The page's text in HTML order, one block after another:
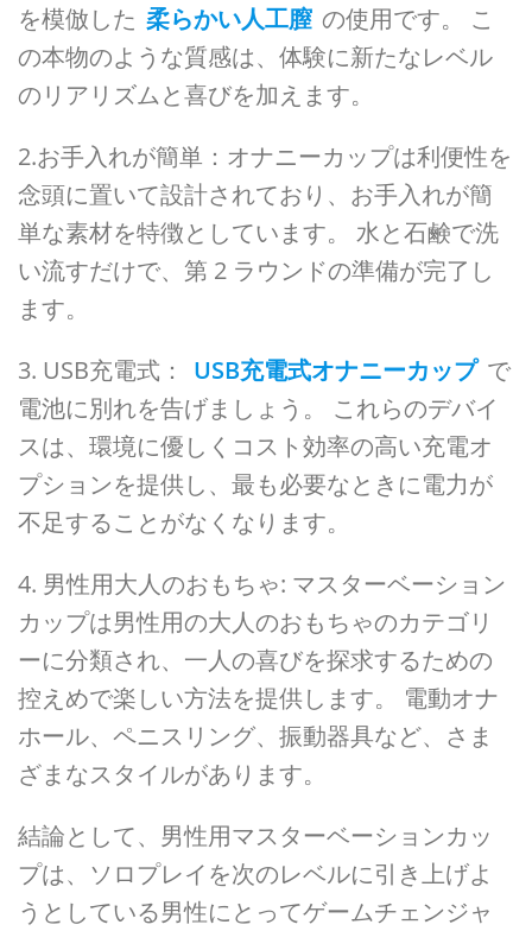
を模倣した 柔らかい人工膣 の使用です。 こ
の本物のような質感は、体験に新たなレベル
のリアリズムと喜びを加えます。
2.お手入れが簡単：オナニーカップは利便性を
念頭に置いて設計されており、お手入れが簡
単な素材を特徴としています。 水と石鹸で洗
い流すだけで、第 2 ラウンドの準備が完了し
ます。
3. USB充電式：
USB充電式オナニーカップ で
電池に別れを告げましょう。 これらのデバイ
スは、環境に優しくコスト効率の高い充電オ
プションを提供し、最も必要なときに電力が
不足することがなくなります。
4. 男性用大人のおもちゃ: マスターベーション
カップは男性用の大人のおもちゃのカテゴリ
ーに分類され、一人の喜びを探求するための
控えめで楽しい方法を提供します。 電動オナ
ホール、ペニスリング、振動器具など、さま
ざまなスタイルがあります。
結論として、男性用マスターベーションカッ
プは、ソロプレイを次のレベルに引き上げよ
うとしている男性にとってゲームチェンジャ